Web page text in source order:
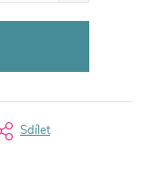
Sdílet